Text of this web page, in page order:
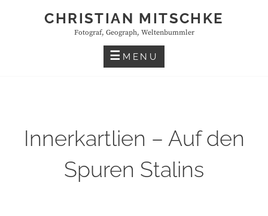
CHRISTIAN MITSCHKE
Fotograf, Geograph, Weltenbummler
MENU
Innerkartlien – Auf den
Spuren Stalins